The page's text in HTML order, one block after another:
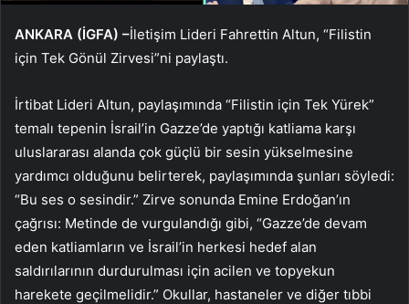
ANKARA (İGFA) –İletişim Lideri Fahrettin Altun, “Filistin
için Tek Gönül Zirvesi”ni paylaştı.
İrtibat Lideri Altun, paylaşımında “Filistin için Tek Yürek”
temalı tepenin İsrail’in Gazze’de yaptığı katliama karşı
uluslararası alanda çok güçlü bir sesin yükselmesine
yardımcı olduğunu belirterek, paylaşımında şunları söyledi:
“Bu ses o sesindir.” Zirve sonunda Emine Erdoğan’ın
çağrısı: Metinde de vurgulandığı gibi, “Gazze’de devam
eden katliamların ve İsrail’in herkesi hedef alan
saldırılarının durdurulması için acilen ve topyekun
harekete geçilmelidir.” Okullar, hastaneler ve diğer tıbbi